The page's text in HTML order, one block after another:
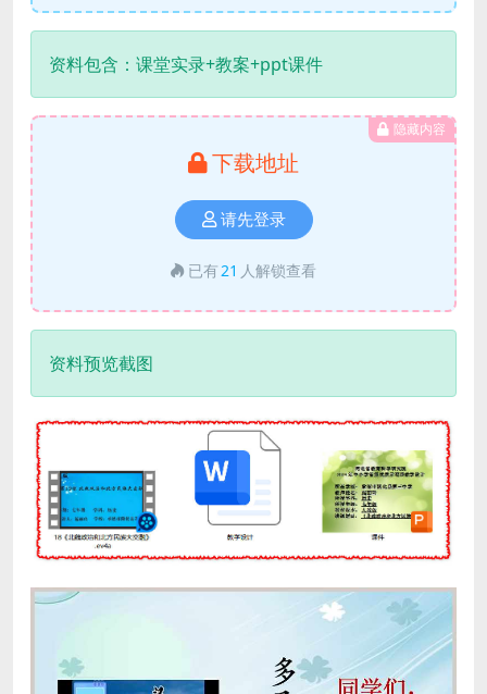
资料包含：课堂实录+教案+ppt课件
隐藏内容
下载地址
请先登录
已有 21 人解锁查看
资料预览截图